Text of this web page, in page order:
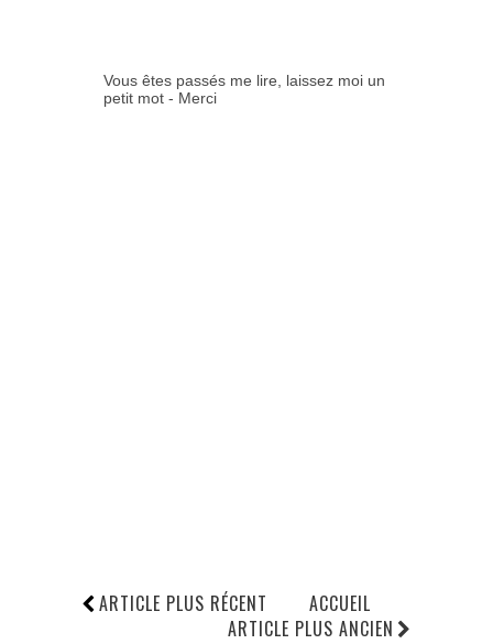
Vous êtes passés me lire, laissez moi un
petit mot - Merci
ARTICLE PLUS RÉCENT
ARTICLE PLUS ANCIEN
ACCUEIL